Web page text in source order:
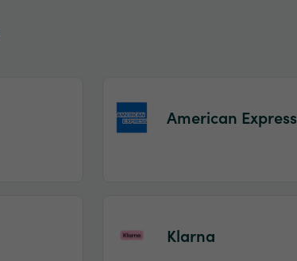
American Express
Klarna